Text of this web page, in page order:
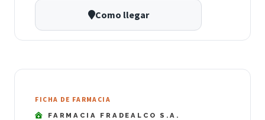
Como llegar
FICHA DE FARMACIA
FARMACIA FRADEALCO S.A.